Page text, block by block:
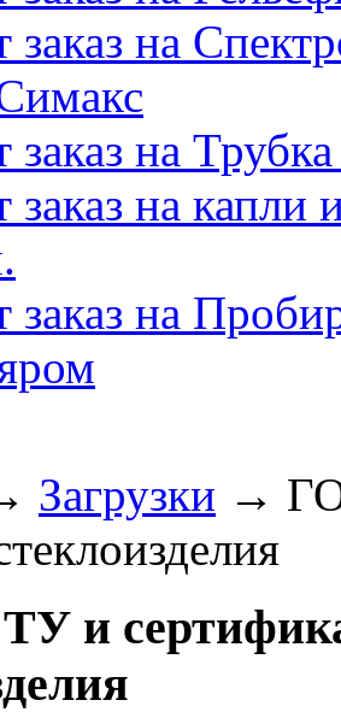
на
на
на капли
заказ на
Загрузки →
и